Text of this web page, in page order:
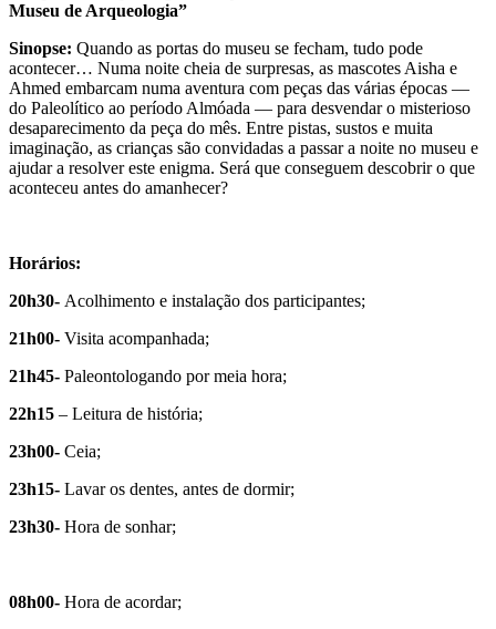
Museu de Arqueologia”
Sinopse: Quando as portas do museu se fecham, tudo pode
acontecer… Numa noite cheia de surpresas, as mascotes Aisha e
Ahmed embarcam numa aventura com peças das várias épocas —
do Paleolítico ao período Almóada — para desvendar o misterioso
desaparecimento da peça do mês. Entre pistas, sustos e muita
imaginação, as crianças são convidadas a passar a noite no museu e
ajudar a resolver este enigma. Será que conseguem descobrir o que
aconteceu antes do amanhecer?
Horários:
20h30- Acolhimento e instalação dos participantes;
21h00- Visita acompanhada;
21h45- Paleontologando por meia hora;
22h15 – Leitura de história;
23h00- Ceia;
23h15- Lavar os dentes, antes de dormir;
23h30- Hora de sonhar;
08h00- Hora de acordar;